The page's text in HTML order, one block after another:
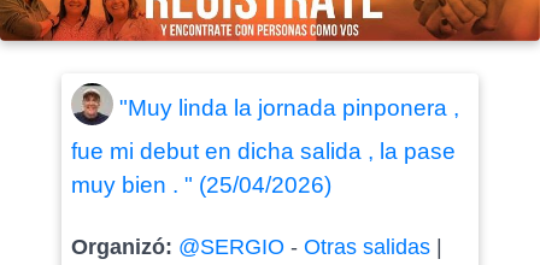
"Muy linda la jornada pinponera ,
fue mi debut en dicha salida , la pase
muy bien . " (25/04/2026)
Organizó: @SERGIO - Otras salidas|